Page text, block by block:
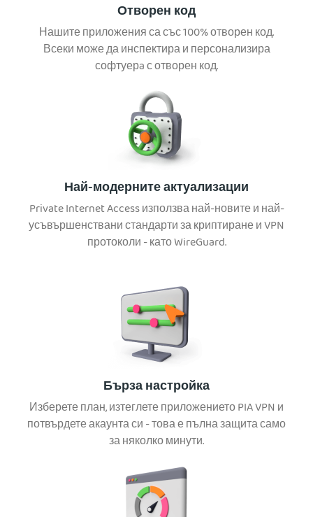
Отворен код
Нашите приложения са със 100% отворен код.
Всеки може да инспектира и персонализира
софтуерa с отворен код.
Най-модерните актуализации
Private Internet Access използва най-новите и най-
усъвършенствани стандарти за криптиране и VPN
протоколи - като WireGuard.
Бърза настройка
Изберете план, изтеглете приложението PIA VPN и
потвърдете акаунта си - това е пълна защита само
за няколко минути.